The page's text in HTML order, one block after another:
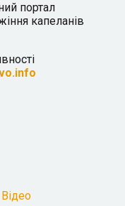
портал
капеланів
Відео